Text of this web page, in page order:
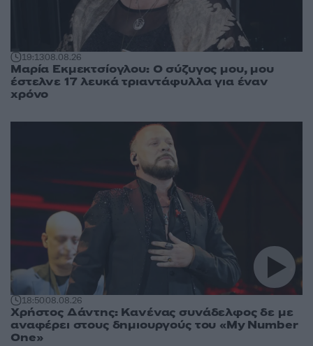
19:1308.08.26
Μαρία Εκμεκτσίογλου: O σύζυγος μου, μου
έστελνε 17 λευκά τριαντάφυλλα για έναν
χρόνο
18:5008.08.26
Χρήστος Δάντης: Κανένας συνάδελφος δε με
αναφέρει στους δημιουργούς του «My Number
One»